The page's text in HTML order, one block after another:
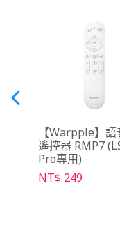
【Warpple】
遙控器 RMP7
Pro專用)
NT$ 249